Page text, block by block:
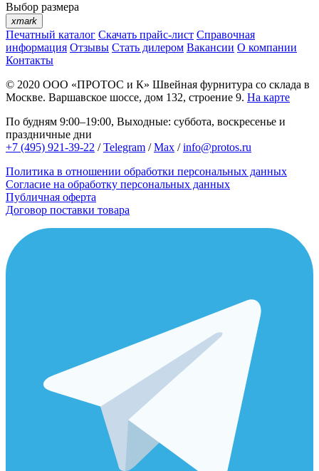
Выбор размера
xmark
Печатный каталог Скачать прайс-лист Справочная
информация Отзывы Стать дилером Вакансии О компании
Контакты
© 2020 ООО «ПРОТОС и К» Швейная фурнитура со склада в
Москве. Варшавское шоссе, дом 132, строение 9. На карте
По будням 9:00–19:00, Выходные: суббота, воскресенье и
праздничные дни
+7 (495) 921-39-22 /Telegram /Max /info@protos.ru
Политика в отношении обработки персональных данных
Согласие на обработку персональных данных
Публичная оферта
Договор поставки товара